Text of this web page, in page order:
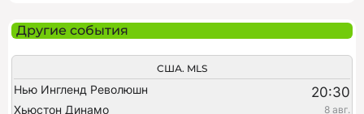
Другие события
США. MLS
Нью Ингленд Революшн 20:30
Хьюстон Динамо 8 авг.